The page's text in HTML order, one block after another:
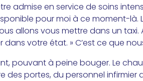
admise en service de soins
pour moi à ce moment-là.
allons vous mettre dans un taxi.
votre état. » C’est ce que
pouvant à peine bouger. Le
des portes, du personnel